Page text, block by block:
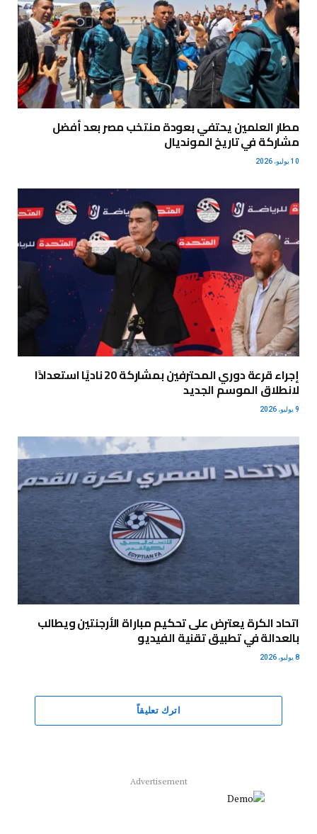
مطار العلمين يحتفي بعودة منتخب مصر بعد أفضل
مشاركة في تاريخ المونديال
10 يوليو، 2026
إجراء قرعة دوري المحترفين بمشاركة 20 ناديًا استعدادًا
لانطلاق الموسم الجديد
9 يوليو، 2026
اتحاد الكرة يعترض على تحكيم مباراة الأرجنتين ويطالب
بالعدالة في تطبيق تقنية الفيديو
8 يوليو، 2026
اترك تعليقاً
Advertisement